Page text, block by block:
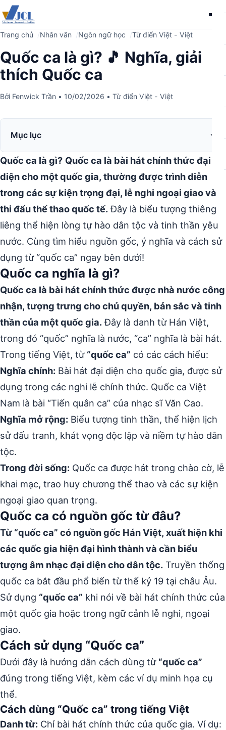
Trang chủ Nhân văn Ngôn ngữ học Từ điển Việt - Việt
Quốc ca là gì? 🎵 Nghĩa, giải
thích Quốc ca
Bởi Fenwick Trần • 10/02/2026 • Từ điển Việt - Việt
Mục lục
Quốc ca là gì? Quốc ca là bài hát chính thức đại
diện cho một quốc gia, thường được trình diễn
trong các sự kiện trọng đại, lễ nghi ngoại giao và
thi đấu thể thao quốc tế.Đây là biểu tượng thiêng
liêng thể hiện lòng tự hào dân tộc và tinh thần yêu
nước. Cùng tìm hiểu nguồn gốc, ý nghĩa và cách sử
dụng từ “quốc ca” ngay bên dưới!
Quốc ca nghĩa là gì?
Quốc ca là bài hát chính thức được nhà nước công
nhận, tượng trưng cho chủ quyền, bản sắc và tinh
thần của một quốc gia.Đây là danh từ Hán Việt,
trong đó “quốc” nghĩa là nước, “ca” nghĩa là bài hát.
Trong tiếng Việt, từ “quốc ca” có các cách hiểu:
Nghĩa chính: Bài hát đại diện cho quốc gia, được sử
dụng trong các nghi lễ chính thức. Quốc ca Việt
Nam là bài “Tiến quân ca” của nhạc sĩ Văn Cao.
Nghĩa mở rộng: Biểu tượng tinh thần, thể hiện lịch
sử đấu tranh, khát vọng độc lập và niềm tự hào dân
tộc.
Trong đời sống: Quốc ca được hát trong chào cờ, lễ
khai mạc, trao huy chương thể thao và các sự kiện
ngoại giao quan trọng.
Quốc ca có nguồn gốc từ đâu?
Từ “quốc ca” có nguồn gốc Hán Việt, xuất hiện khi
các quốc gia hiện đại hình thành và cần biểu
tượng âm nhạc đại diện cho dân tộc. Truyền thống
quốc ca bắt đầu phổ biến từ thế kỷ 19 tại châu Âu.
Sử dụng “quốc ca” khi nói về bài hát chính thức của
một quốc gia hoặc trong ngữ cảnh lễ nghi, ngoại
giao.
Cách sử dụng “Quốc ca”
Dưới đây là hướng dẫn cách dùng từ “quốc ca”
đúng trong tiếng Việt, kèm các ví dụ minh họa cụ
thể.
Cách dùng “Quốc ca” trong tiếng Việt
Danh từ: Chỉ bài hát chính thức của quốc gia. Ví dụ: